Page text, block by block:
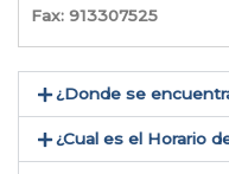
Fax: 913307525
¿Donde se
¿Cual es el Horario